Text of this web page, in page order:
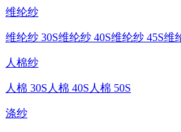
维纶纱
维纶纱 30S维纶纱 40S维纶纱 45S维
人棉纱
人棉 30S 人棉 40S 人棉 50S
涤纱